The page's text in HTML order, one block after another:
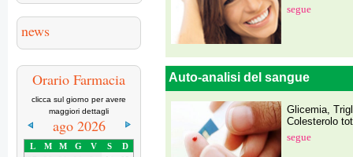
news
Orario Farmacia
clicca sul giorno per avere
maggiori dettagli
ago 2026
L M M G V S
D
segue
Auto-analisi del sangue
Glicemia,
Colesterolo
segue